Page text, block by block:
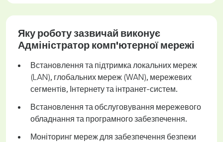
Яку роботу зазвичай виконує
Адміністратор комп'ютерної мережі
Встановлення та підтримка локальних мереж
(LAN), глобальних мереж (WAN), мережевих
сегментів, Інтернету та інтранет-систем.
Встановлення та обслуговування мережевого
обладнання та програмного забезпечення.
Моніторинг мереж для забезпечення безпеки